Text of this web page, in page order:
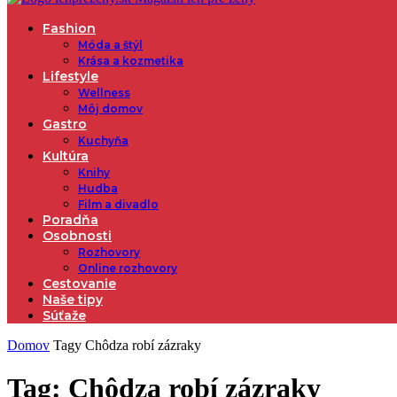
Fashion
Móda a štýl
Krása a kozmetika
Lifestyle
Wellness
Môj domov
Gastro
Kuchyňa
Kultúra
Knihy
Hudba
Film a divadlo
Poradňa
Osobnosti
Rozhovory
Online rozhovory
Cestovanie
Naše tipy
Súťaže
Domov Tagy Chôdza robí zázraky
Tag: Chôdza robí zázraky